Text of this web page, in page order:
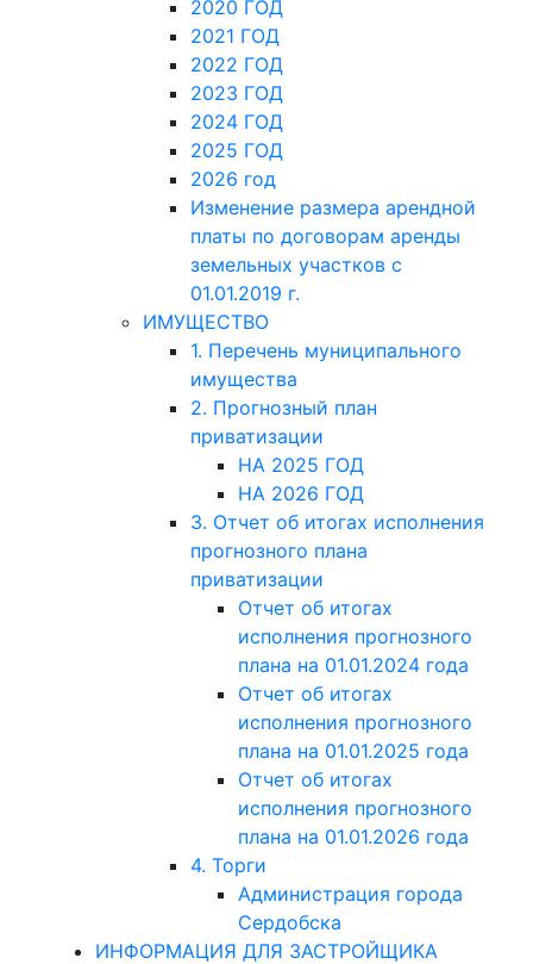
2020 ГОД
2021 ГОД
2022 ГОД
2023 ГОД
2024 ГОД
2025 ГОД
2026 год
Изменение размера арендной
платы по договорам аренды
земельных участков с
01.01.2019 г.
ИМУЩЕСТВО
1. Перечень муниципального
имущества
2. Прогнозный план
приватизации
НА 2025 ГОД
НА 2026 ГОД
3. Отчет об итогах исполнения
прогнозного плана
приватизации
Отчет об итогах
исполнения прогнозного
плана на 01.01.2024 года
Отчет об итогах
исполнения прогнозного
плана на 01.01.2025 года
Отчет об итогах
исполнения прогнозного
плана на 01.01.2026 года
4. Торги
Администрация города
Сердобска
ИНФОРМАЦИЯ ДЛЯ ЗАСТРОЙЩИКА